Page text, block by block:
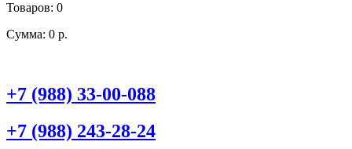
Товаров: 0
Сумма: 0 р.
+7 (988) 33-00-088
+7 (988) 243-28-24